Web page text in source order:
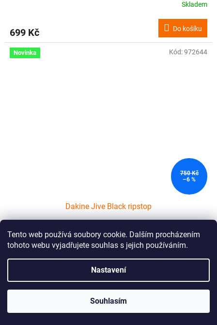
Tento web používá soubory cookie. Dalším procházením
tohoto webu vyjadřujete souhlas s jejich používáním.
Nastavení
Souhlasím
Skladem
699 Kč Do košíku
Novinka
750 Kč
–6 %
Dakine Jive Black ripstop
Skladem
Do košíku
Kód:972644
Kód:970939